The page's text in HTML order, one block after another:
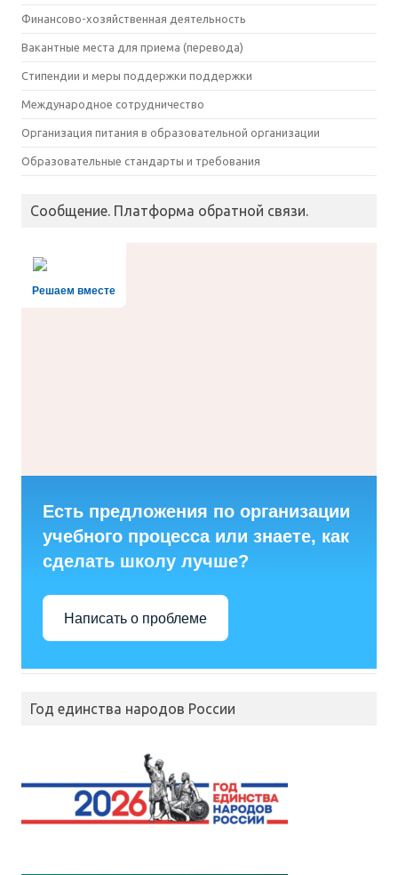
Финансово-хозяйственная деятельность
Вакантные места для приема (перевода)
Стипендии и меры поддержки поддержки
Международное сотрудничество
Организация питания в образовательной организации
Образовательные стандарты и требования
Сообщение. Платформа обратной связи.
Решаем вместе
Есть предложения по организации
учебного процесса или знаете, как
сделать школу лучше?
Написать о проблеме
Год единства народов России